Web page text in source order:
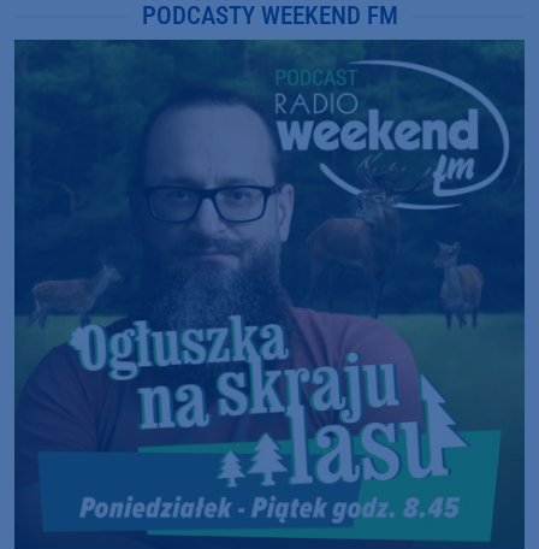
PODCASTY WEEKEND FM